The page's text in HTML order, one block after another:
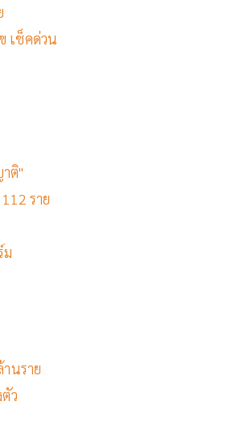
เช็คด่วน
ติ"
ราย
ม
นราย
ว